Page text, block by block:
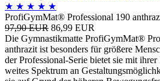
★ ★ ★ ★ ★
ProfiGymMat® Professional 190
97,90 EUR 86,99 EUR
Die Gymnastikmatte ProfiGymMat®
anthrazit ist besonders für größere
der Professional-Serie bietet sie mit
weites Spektrum an